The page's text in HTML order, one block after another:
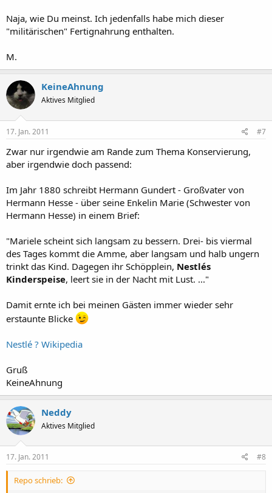
Naja, wie Du meinst. Ich jedenfalls habe mich dieser
"militärischen" Fertignahrung enthalten.
M.
KeineAhnung
Aktives Mitglied
17. Jan. 2011 #7
Zwar nur irgendwie am Rande zum Thema Konservierung,
aber irgendwie doch passend:
Im Jahr 1880 schreibt Hermann Gundert - Großvater von
Hermann Hesse - über seine Enkelin Marie (Schwester von
Hermann Hesse) in einem Brief:
"Mariele scheint sich langsam zu bessern. Drei- bis viermal
des Tages kommt die Amme, aber langsam und halb ungern
trinkt das Kind. Dagegen ihr Schöpplein, Nestlés
Kinderspeise, leert sie in der Nacht mit Lust. ..."
Damit ernte ich bei meinen Gästen immer wieder sehr
erstaunte Blicke
Nestlé ? Wikipedia
Gruß
KeineAhnung
Neddy
Aktives Mitglied
17. Jan. 2011 #8
Repo schrieb: